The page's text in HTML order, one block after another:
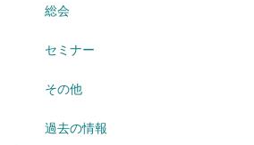
総会
セミナー
その他
過去の情報